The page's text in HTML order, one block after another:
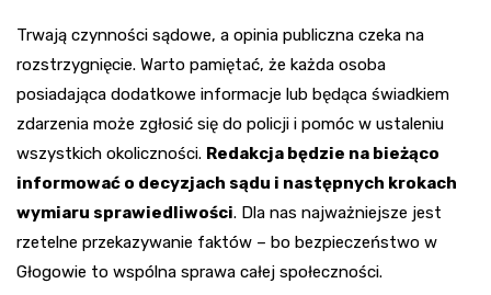
Trwają czynności sądowe, a opinia publiczna czeka na
rozstrzygnięcie. Warto pamiętać, że każda osoba
posiadająca dodatkowe informacje lub będąca świadkiem
zdarzenia może zgłosić się do policji i pomóc w ustaleniu
wszystkich okoliczności. Redakcja będzie na bieżąco
informować o decyzjach sądu i następnych krokach
wymiaru sprawiedliwości. Dla nas najważniejsze jest
rzetelne przekazywanie faktów – bo bezpieczeństwo w
Głogowie to wspólna sprawa całej społeczności.